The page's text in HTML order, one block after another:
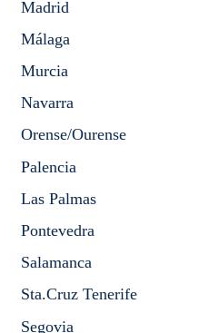
Madrid
Málaga
Murcia
Navarra
Orense/Ourense
Palencia
Las Palmas
Pontevedra
Salamanca
Sta.Cruz Tenerife
Segovia